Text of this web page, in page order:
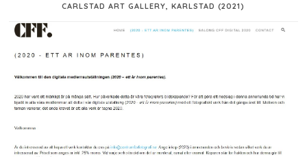
CARLSTAD ART GALLERY, KARLSTAD (2021)